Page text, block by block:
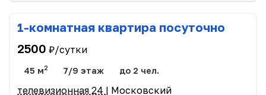
1-комнатная квартира посуточно
2500 ₽/сутки
45 м2 7/9 этаж до 2 чел.
телевизионная 24 | Московский